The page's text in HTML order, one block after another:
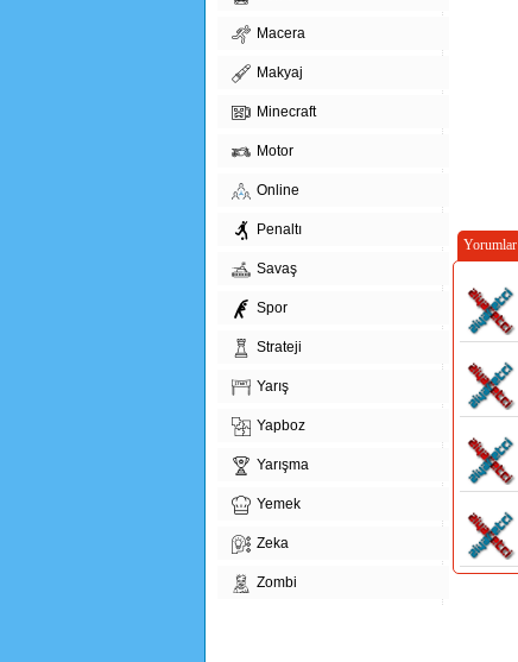
Macera
Makyaj
Minecraft
Motor
Online
Penaltı
Savaş
Spor
Strateji
Yarış
Yapboz
Yarışma
Yemek
Zeka
Zombi
Yorumlar